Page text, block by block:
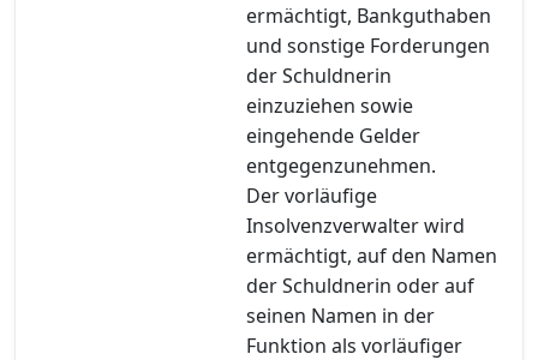
ermächtigt, Bankguthaben
und sonstige Forderungen
der Schuldnerin
einzuziehen sowie
eingehende Gelder
entgegenzunehmen.
Der vorläufige
Insolvenzverwalter wird
ermächtigt, auf den Namen
der Schuldnerin oder auf
seinen Namen in der
Funktion als vorläufiger